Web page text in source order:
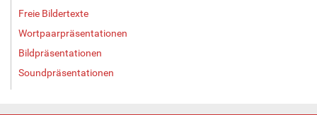
l
l
r
G
Freie Bildertexte
Wortpaarpräsentationen
Bildpräsentationen
Soundpräsentationen